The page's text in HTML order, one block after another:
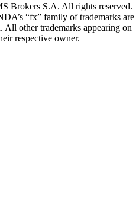
Brokers S.A. All rights reserved.
“fx” family of trademarks are
other trademarks appearing on
respective owner.